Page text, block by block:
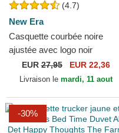
(4.7)
New Era
Casquette courbée noire
ajustée avec logo noir
39THIRTY Classic New York
Yankees MLB New Era
EUR27,95 EUR 22,36
Livraison le mardi, 11 aout
-30%